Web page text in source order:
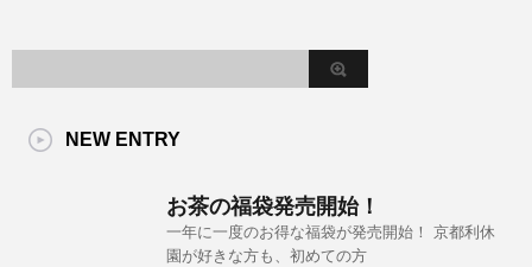
NEW ENTRY
お茶の福袋発売開始！
一年に一度のお得な福袋が発売開始！ 京都利休
園が好きな方も、初めての方